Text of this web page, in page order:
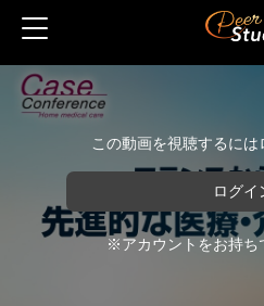
この動画を視聴するに
ログイ
※アカウントをお持ち